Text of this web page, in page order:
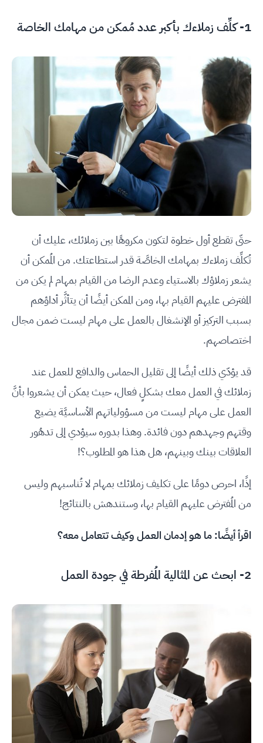
1- كلِّف زملاءك بأكبر عدد مُمكن من مهامك الخاصة
حتّى تقطع أول خطوة لتكون مكروهًا بين زملائك، عليك أن
تُكلِّف زملاءك بمهامك الخاصَّة قدر استطاعتك. من المُمكن أن
يشعر زملاؤك بالاستياء وعدم الرضا من القيام بمهام لم يكن من
المفترض عليهم القيام بها، ومن الممكن أيضًا أن يتأثَّر أداؤهم
بسبب التركيز أو الإنشغال بالعمل على مهام ليست ضمن مجال
اختصاصهم.
قد يؤدّي ذلك أيضًا إلى تقليل الحماس والدافع للعمل عند
زملائك في العمل معك بشكلٍ فعال، حيث يمكن أن يشعروا بأنَّ
العمل على مهام ليست من مسؤولياتهم الأساسيَّة يضيع
وقتهم وجهدهم دون فائدة. وهذا بدوره سيؤدي إلى تدهُور
العلاقات بينك وبينهم، هل هذا هو المطلوب؟!
إذًا، احرص دومًا على تكليف زملائك بمهام لا تُناسبهم وليس
من المُفترض عليهم القيام بها، وستندهش بالنتائج!
اقرأ أيضًا:ما هو إدمان العمل وكيف تتعامل معه؟
2- ابحث عن المثالية المُفرطة في جودة العمل